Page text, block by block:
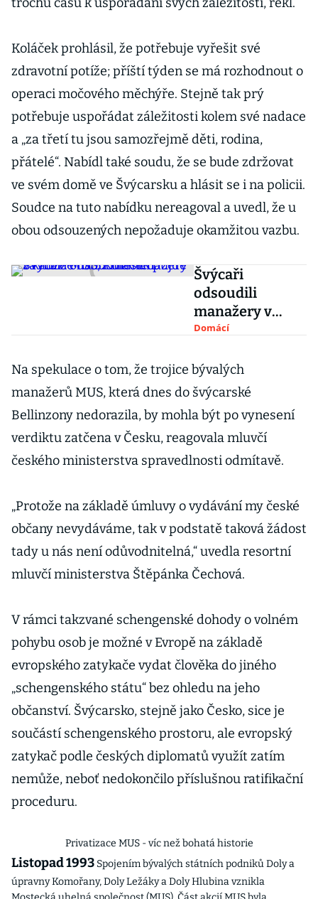
Koláček prohlásil, že potřebuje vyřešit své
zdravotní potíže; příští týden se má rozhodnout o
operaci močového měchýře. Stejně tak prý
potřebuje uspořádat záležitosti kolem své nadace
a „za třetí tu jsou samozřejmě děti, rodina,
přátelé“. Nabídl také soudu, že se bude zdržovat
ve svém domě ve Švýcarsku a hlásit se i na policii.
Soudce na tuto nabídku nereagoval a uvedl, že u
obou odsouzených nepožaduje okamžitou vazbu.
Švýcaři
odsoudili
manažery v
kauze MUS,
mříže na 52
měsíců
Domácí
Na spekulace o tom, že trojice bývalých
manažerů MUS, která dnes do švýcarské
Bellinzony nedorazila, by mohla být po vynesení
verdiktu zatčena v Česku, reagovala mluvčí
českého ministerstva spravedlnosti odmítavě.
„Protože na základě úmluvy o vydávání my české
občany nevydáváme, tak v podstatě taková žádost
tady u nás není odůvodnitelná,“ uvedla resortní
mluvčí ministerstva Štěpánka Čechová.
V rámci takzvané schengenské dohody o volném
pohybu osob je možné v Evropě na základě
evropského zatykače vydat člověka do jiného
„schengenského státu“ bez ohledu na jeho
občanství. Švýcarsko, stejně jako Česko, sice je
součástí schengenského prostoru, ale evropský
zatykač podle českých diplomatů využít zatím
nemůže, neboť nedokončilo příslušnou ratifikační
proceduru.
Privatizace MUS - víc než bohatá historie
Listopad 1993 Spojením bývalých státních podniků Doly a
úpravny Komořany, Doly Ležáky a Doly Hlubina vznikla